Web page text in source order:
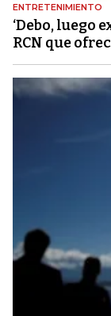
ENTRETENIMIENTO
‘Debo, luego
RCN que